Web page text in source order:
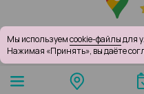
Мы используемcookie-файлыдля
Нажимая «Принять», вы даёте